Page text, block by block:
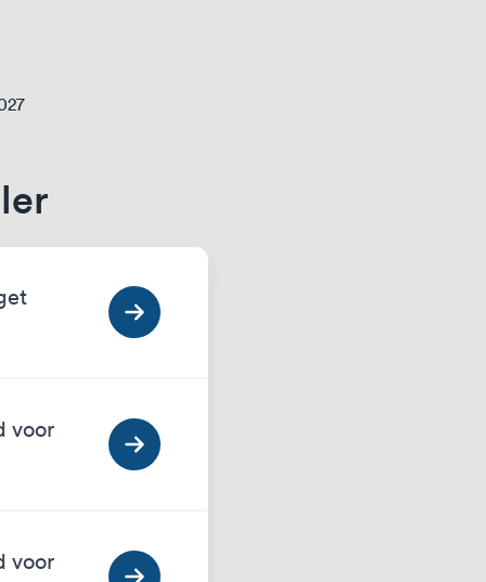
voor
voor